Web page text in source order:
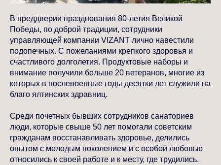
В преддверии празднования 80-летия Великой
Победы, по доброй традиции, сотрудники
управляющей компании VIZANT лично навестили
подопечных. С пожеланиями крепкого здоровья и
счастливого долголетия. Продуктовые наборы и
внимание получили больше 20 ветеранов, многие из
которых в послевоенные годы десятки лет служили на
благо ялтинских здравниц.
Среди почетных бывших сотрудников санаториев
люди, которые свыше 50 лет помогали советским
гражданам восстанавливать здоровье, делились
опытом с молодым поколением и с особой любовью
относились к своей работе и к месту, где трудились.